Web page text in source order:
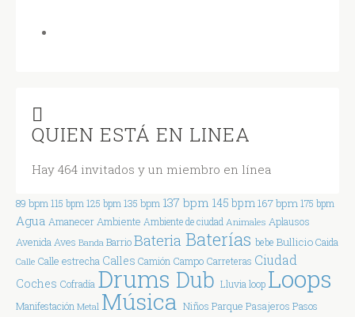
QUIEN ESTÁ EN LINEA
Hay 464 invitados y un miembro en línea
89 bpm 115 bpm 125 bpm 135 bpm 137 bpm 145 bpm167 bpm175 bpm
Agua Amanecer Ambiente Ambiente de ciudad Animales Aplausos
Avenida Aves Banda BarrioBateria Baterías bebe BullicioCaida
Calle Calle estrecha Calles Camión Campo Carreteras Ciudad
Coches Cofradía Drums Dub Lluvia loop Loops
Manifestación Metal Música Niños Parque Pasajeros Pasos